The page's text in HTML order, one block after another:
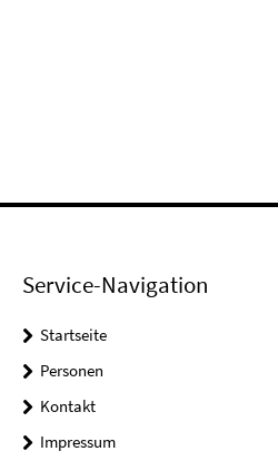
Service-Navigation
Startseite
Personen
Kontakt
Impressum